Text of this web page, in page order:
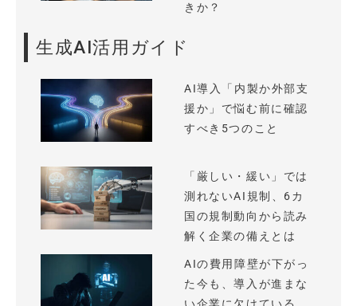
きか？
生成AI活用ガイド
AI導入「内製か外部支
援か」で悩む前に確認
すべき5つのこと
「厳しい・緩い」では
測れないAI規制、6カ
国の規制動向から読み
解く企業の備えとは
AIの費用障壁が下がっ
た今も、導入が進まな